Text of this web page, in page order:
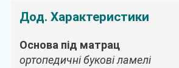
Дод. Характеристики
Основа під матрац
ортопедичні букові ламелі